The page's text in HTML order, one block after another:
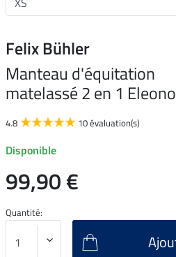
Felix Bühler
Manteau d'équitation
matelassé 2 en 1
4.8 10 évaluation(s)
Disponible
99,90 €
Quantité: